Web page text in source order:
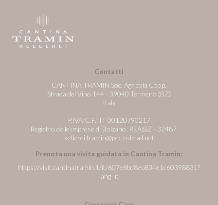
Contatti
CANTINA TRAMIN Soc. Agricola Coop.
Strada del Vino 144 - 39040 Termeno (BZ)
Italy
P.IVA/C.F.: IT 00120790217
Registro delle imprese di Bolzano, REA:BZ - 32487
kellerei.tramin@pec.rolmail.net
Prenota una visita guidata in Cantina Tramin:
https://visit.cantinatramin.it/it/607e8bd8eb834e1c60398831?
lang=it